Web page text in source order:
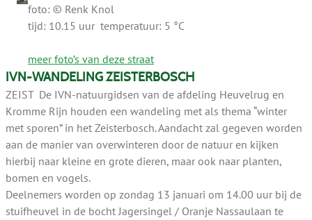
foto: © Renk Knol
tijd: 10.15 uur temperatuur: 5 °C
meer foto’s van deze straat
IVN-WANDELING ZEISTERBOSCH
ZEIST De IVN-natuurgidsen van de afdeling Heuvelrug en
Kromme Rijn houden een wandeling met als thema “winter
met sporen” in het Zeisterbosch. Aandacht zal gegeven worden
aan de manier van overwinteren door de natuur en kijken
hierbij naar kleine en grote dieren, maar ook naar planten,
bomen en vogels.
Deelnemers worden op zondag 13 januari om 14.00 uur bij de
stuifheuvel in de bocht Jagersingel / Oranje Nassaulaan te